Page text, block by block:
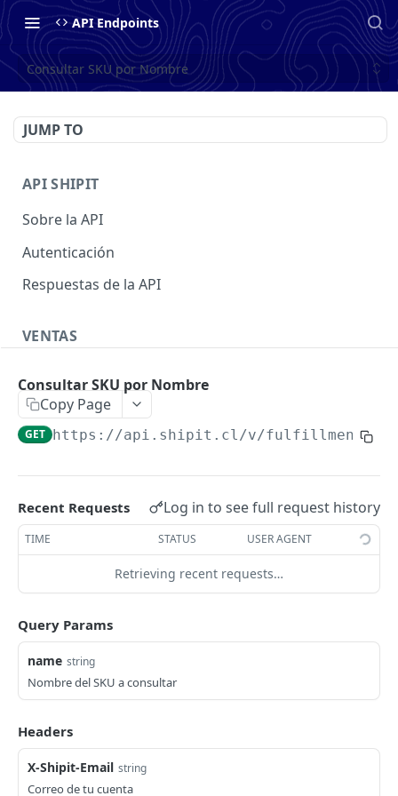
API Endpoints
Consultar SKU por Nombre
JUMP TO
API SHIPIT
Sobre la API
Autenticación
Respuestas de la API
VENTAS
Editar una venta
Historial de ventas GET
Buscador de ventas
ENVÍOS
Crear un envío
Crear envíos masivos
Crear un envío y retiro en bodega
Consultar un envío (Por Reference)
Historial de envíos GET
Historial últimas actualizaciones de envíos
Consultar SKU por Nombre
Copy Page
GET https://api.shipit.cl/v/fulfillment/skus/
Recent Requests Log in to see full request history
TIME STATUS USER AGENT
Retrieving recent requests…
Query Params
name string
Nombre del SKU a consultar
Headers
X-Shipit-Email string
Correo de tu cuenta